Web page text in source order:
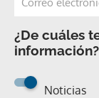
¿De cuáles
información?
Noticias